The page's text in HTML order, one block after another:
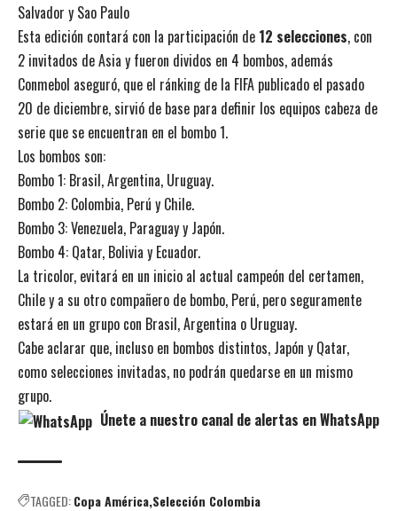
Salvador y Sao Paulo
Esta edición contará con la participación de 12 selecciones, con
2 invitados de Asia y fueron dividos en 4 bombos, además
Conmebol aseguró, que el ránking de la FIFA publicado el pasado
20 de diciembre, sirvió de base para definir los equipos cabeza de
serie que se encuentran en el bombo 1.
Los bombos son:
Bombo 1: Brasil, Argentina, Uruguay.
Bombo 2: Colombia, Perú y Chile.
Bombo 3: Venezuela, Paraguay y Japón.
Bombo 4: Qatar, Bolivia y Ecuador.
La tricolor, evitará en un inicio al actual campeón del certamen,
Chile y a su otro compañero de bombo, Perú, pero seguramente
estará en un grupo con Brasil, Argentina o Uruguay.
Cabe aclarar que, incluso en bombos distintos, Japón y Qatar,
como selecciones invitadas, no podrán quedarse en un mismo
grupo.
Únete a nuestro canal de alertas en WhatsApp
TAGGED:Copa América Selección Colombia